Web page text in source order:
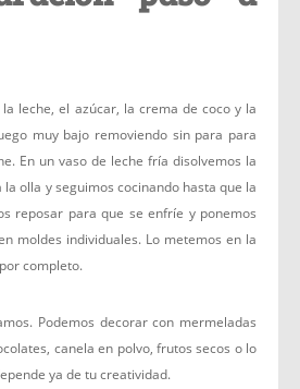
leche, el azúcar, la crema de coco y la
muy bajo removiendo sin para para
En un vaso de leche fría disolvemos la
olla y seguimos cocinando hasta que la
reposar para que se enfríe y ponemos
moldes individuales. Lo metemos en la
completo.
Podemos decorar con mermeladas
canela en polvo, frutos secos o lo
ya de tu creatividad.